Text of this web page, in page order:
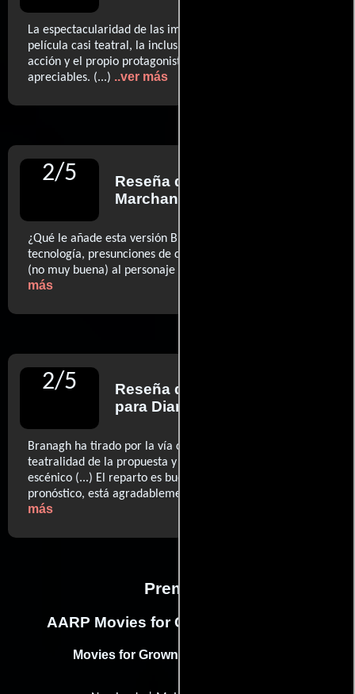
La espectacularidad de las imágenes de exteriores en una
película casi teatral, la inclusión de alguna secuencia de
acción y el propio protagonista son novedades
apreciables. (...) ..ver más
2/5 Reseña de
Marchante
¿Qué le añade esta versión Branagh a la de Lumet?, pues
tecnología, presunciones de cámara y algo de intención
(no muy buena) al personaje de Hercules Poirot (...)
más
2/5 Reseña de
para Diario El Periódico
Branagh ha tirado por la vía clásica. No reniega de la
teatralidad de la propuesta y no redimensiona el carácter
escénico (...) El reparto es bueno (...) [Branagh] contra
pronóstico, está agradablemente contenido. (...)
más
Premios
AARP Movies for Grownups Awards
Movies for Grownups Award (2018)